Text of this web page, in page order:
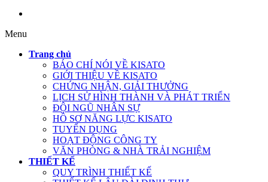
Menu
Trang chủ
BÁO CHÍ NÓI VỀ KISATO
GIỚI THIỆU VỀ KISATO
CHỨNG NHẬN, GIẢI THƯỞNG
LỊCH SỬ HÌNH THÀNH VÀ PHÁT TRIỂN
ĐỘI NGŨ NHÂN SỰ
HỒ SƠ NĂNG LỰC KISATO
TUYỂN DỤNG
HOẠT ĐỘNG CÔNG TY
VĂN PHÒNG & NHÀ TRẢI NGHIỆM
THIẾT KẾ
QUY TRÌNH THIẾT KẾ